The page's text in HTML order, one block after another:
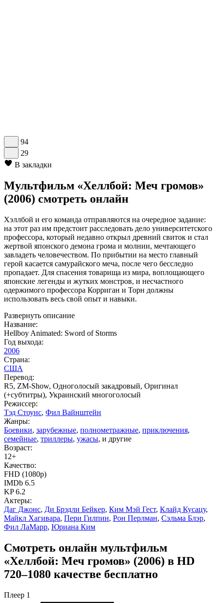
94
29
В закладки
Мультфильм «Хеллбой: Меч громов»
(2006) смотреть онлайн
Хэллбой и его команда отправляются на очередное задание:
на этот раз им предстоит расследовать дело университетского
профессора, который недавно открыл древний свиток и стал
жертвой японского демона грома и молнии, мечтающего
завладеть человечеством. По прибытии на место главный
герой касается самурайского меча, после чего бесследно
пропадает. Для спасения товарища из мира, воплощающего
японские легенды и жутких монстров, и несчастного
одержимого профессора Корриган и Торн должны
использовать весь свой опыт и навыки.
Развернуть описание
Название:
Hellboy Animated: Sword of Storms
Год выхода:
2006
Страна:
США
Перевод:
R5, ZM-Show, Одноголосый закадровый, Оригинал
(+субтитры), Украинский многоголосый
Режиссер:
Тэд Стоунс, Фил Вайнштейн
Жанры:
Боевики, зарубежные, полнометражные, приключения,
семейные, триллеры, ужасы, и другие
Возраст:
12+
Качество:
FHD (1080p)
IMDb 6.5
KP 6.2
Актеры:
Даг Джонс, Ди Брэдли Бейкер, Ким Мэй Гест, Клайд Кусацу,
Майкл Хагивара, Пери Гилпин, Рон Перлман, Сэльма Блэр,
Фил ЛаМарр, Юриана Ким
Смотреть онлайн мультфильм
«Хеллбой: Меч громов» (2006) в HD
720–1080 качестве бесплатно
Плеер 1